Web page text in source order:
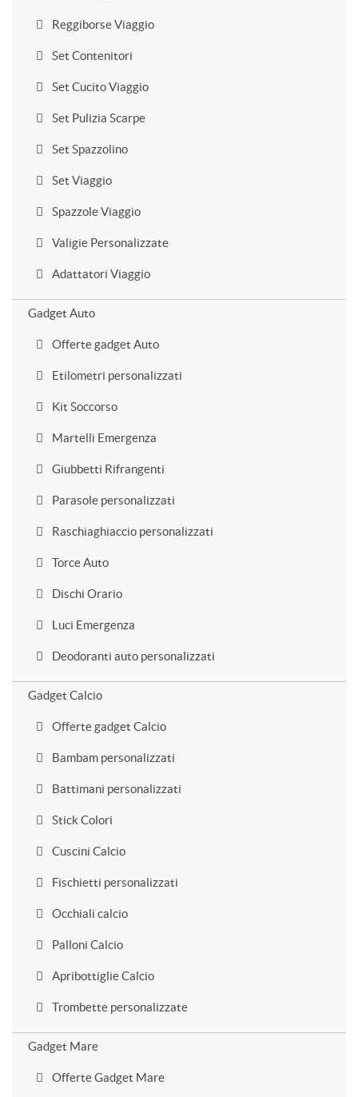
Reggiborse Viaggio
Set Contenitori
Set Cucito Viaggio
Set Pulizia Scarpe
Set Spazzolino
Set Viaggio
Spazzole Viaggio
Valigie Personalizzate
Adattatori Viaggio
Gadget Auto
Offerte gadget Auto
Etilometri personalizzati
Kit Soccorso
Martelli Emergenza
Giubbetti Rifrangenti
Parasole personalizzati
Raschiaghiaccio personalizzati
Torce Auto
Dischi Orario
Luci Emergenza
Deodoranti auto personalizzati
Gadget Calcio
Offerte gadget Calcio
Bambam personalizzati
Battimani personalizzati
Stick Colori
Cuscini Calcio
Fischietti personalizzati
Occhiali calcio
Palloni Calcio
Apribottiglie Calcio
Trombette personalizzate
Gadget Mare
Offerte Gadget Mare